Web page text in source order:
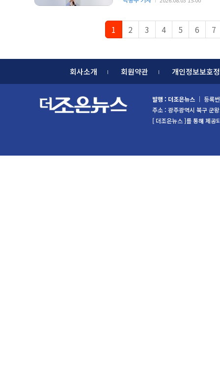
1 2 3 4 5 6 7
회사소개 회원약관 개인정보보호
발행 : 더조은뉴스 ｜ 등록
주소 : 광주광역시 북구
[ 더조은뉴스 ]를 통해 제공